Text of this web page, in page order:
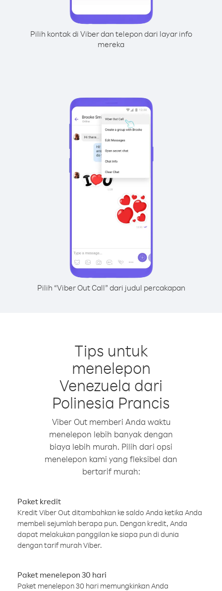
Pilih kontak di Viber dan telepon dari layar info
mereka
Pilih “Viber Out Call” dari judul percakapan
Tips untuk
menelepon
Venezuela dari
Polinesia Prancis
Viber Out memberi Anda waktu
menelepon lebih banyak dengan
biaya lebih murah. Pilih dari opsi
menelepon kami yang fleksibel dan
bertarif murah:
Paket kredit
Kredit Viber Out ditambahkan ke saldo Anda ketika Anda
membeli sejumlah berapa pun. Dengan kredit, Anda
dapat melakukan panggilan ke siapa pun di dunia
dengan tarif murah Viber.
Paket menelepon 30 hari
Paket menelepon 30 hari memungkinkan Anda